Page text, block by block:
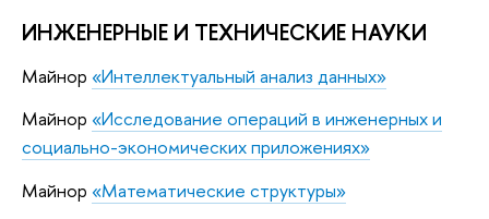
ИНЖЕНЕРНЫЕ И ТЕХНИЧЕСКИЕ НАУКИ
Майнор «Интеллектуальный анализ данных»
Майнор «Исследование операций в инженерных и
социально-экономических приложениях»
Майнор «Математические структуры»